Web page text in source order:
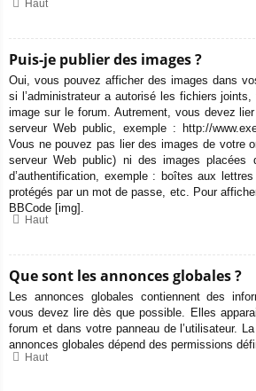
Haut
Puis-je publier des images ?
Oui, vous pouvez afficher des images dans
si l’administrateur a autorisé les fichiers
image sur le forum. Autrement, vous devez
serveur Web public, exemple : http://
Vous ne pouvez pas lier des images de votre
serveur Web public) ni des images placées
d’authentification, exemple : boîtes aux
protégés par un mot de passe, etc. Pour
BBCode [img].
Haut
Que sont les annonces globales ?
Les annonces globales contiennent des
vous devez lire dès que possible. Elles
forum et dans votre panneau de l’utilisateur.
annonces globales dépend des permissions
Haut